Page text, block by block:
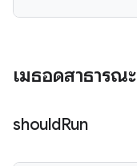
เมธอดสาธารณะ
shouldRun